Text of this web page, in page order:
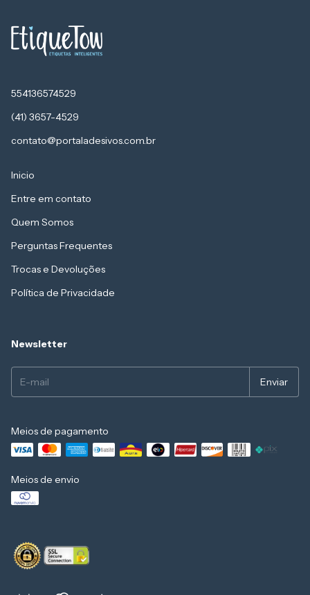
554136574529
(41) 3657-4529
contato@portaladesivos.com.br
Inicio
Entre em contato
Quem Somos
Perguntas Frequentes
Trocas e Devoluções
Política de Privacidade
Newsletter
Meios de pagamento
Meios de envio